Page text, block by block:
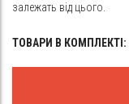
залежать від цього.
ТОВАРИ В КОМПЛЕКТІ: